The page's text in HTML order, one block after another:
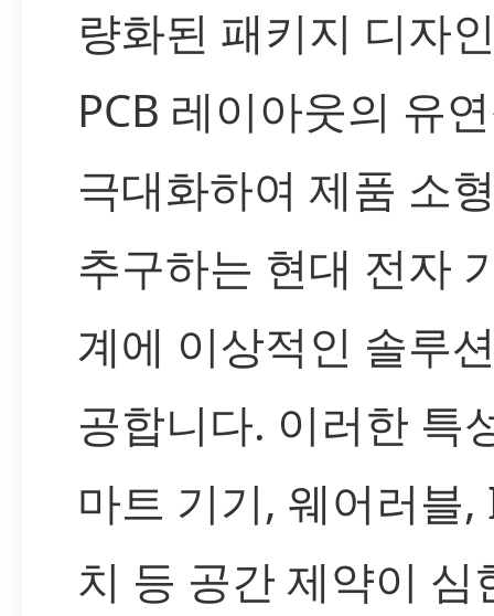
량화된 패키지 디자
PCB 레이아웃의 유
극대화하여 제품 소
추구하는 현대 전자
계에 이상적인 솔루
공합니다. 이러한 특
마트 기기, 웨어러블,
치 등 공간 제약이 심